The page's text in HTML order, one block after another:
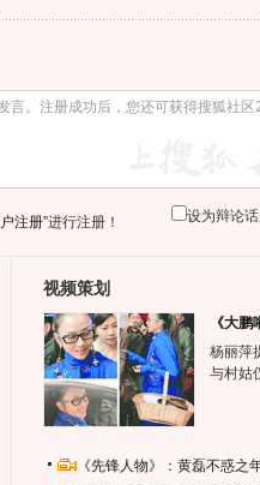
注册”进行注册！ 设为辩论
视频策划
《大
杨丽萍
与村姑
《先锋人物》：黄磊不惑之